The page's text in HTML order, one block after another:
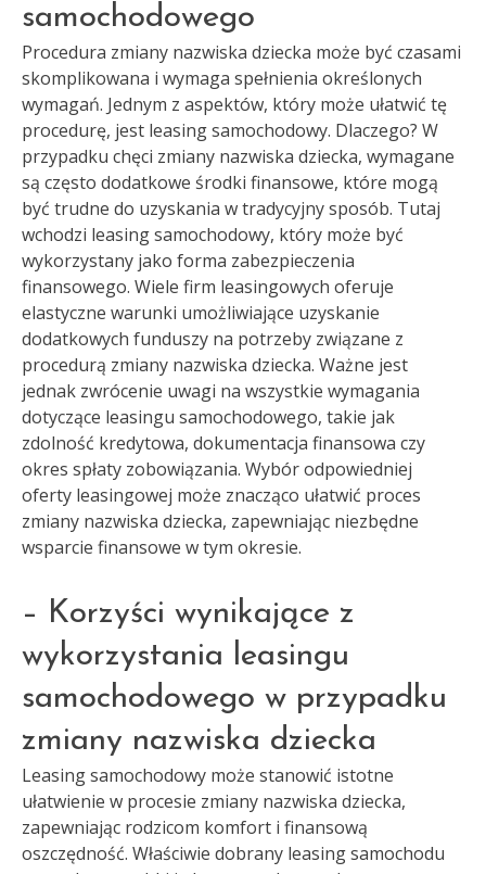
samochodowego
Procedura zmiany nazwiska dziecka może być czasami
skomplikowana i wymaga spełnienia określonych
wymagań. Jednym z aspektów, który może ułatwić tę
procedurę, jest leasing samochodowy. Dlaczego? W
przypadku chęci zmiany nazwiska dziecka, wymagane
są często dodatkowe środki finansowe, które mogą
być trudne do uzyskania w tradycyjny sposób. Tutaj
wchodzi leasing samochodowy, który może być
wykorzystany jako forma zabezpieczenia
finansowego. Wiele firm leasingowych oferuje
elastyczne warunki umożliwiające uzyskanie
dodatkowych funduszy na potrzeby związane z
procedurą zmiany nazwiska dziecka. Ważne jest
jednak zwrócenie uwagi na wszystkie wymagania
dotyczące leasingu samochodowego, takie jak
zdolność kredytowa, dokumentacja finansowa czy
okres spłaty zobowiązania. Wybór odpowiedniej
oferty leasingowej może znacząco ułatwić proces
zmiany nazwiska dziecka, zapewniając niezbędne
wsparcie finansowe w tym okresie.
– Korzyści wynikające z
wykorzystania leasingu
samochodowego w przypadku
zmiany nazwiska dziecka
Leasing samochodowy może stanowić istotne
ułatwienie w procesie zmiany nazwiska dziecka,
zapewniając rodzicom komfort i finansową
oszczędność. Właściwie dobrany leasing samochodu